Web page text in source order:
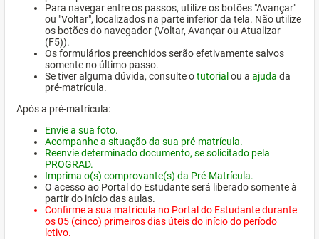
Para navegar entre os passos, utilize os botões "Avançar"
ou "Voltar", localizados na parte inferior da tela. Não utilize
os botões do navegador (Voltar, Avançar ou Atualizar
(F5)).
Os formulários preenchidos serão efetivamente salvos
somente no último passo.
Se tiver alguma dúvida, consulte otutorial ou a ajuda da
pré-matrícula.
Após a pré-matrícula:
Envie a sua foto.
Acompanhe a situação da sua pré-matrícula.
Reenvie determinado documento, se solicitado pela
PROGRAD.
Imprima o(s) comprovante(s) da Pré-Matrícula.
O acesso ao Portal do Estudante será liberado somente à
partir do início das aulas.
Confirme a sua matrícula no Portal do Estudante durante
os 05 (cinco) primeiros dias úteis do início do período
letivo.